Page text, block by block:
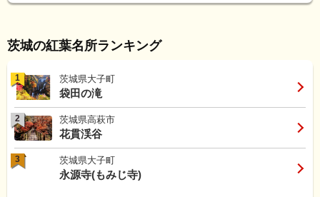
茨城の紅葉名所ランキング
1 茨城県大子町
袋田の滝
2 茨城県高萩市
花貫渓谷
3 茨城県大子町
永源寺(もみじ寺)